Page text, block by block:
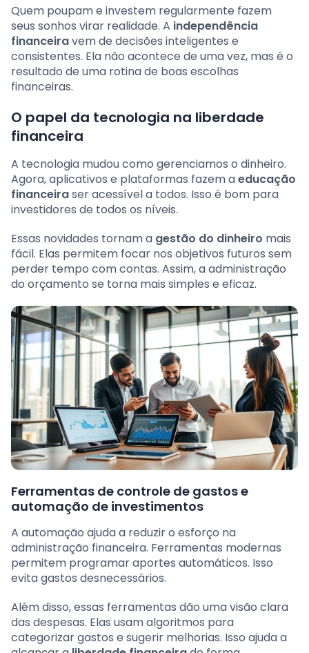
Quem poupam e investem regularmente fazem
seus sonhos virar realidade. A independência
financeiravem de decisões inteligentes e
consistentes. Ela não acontece de uma vez, mas é o
resultado de uma rotina de boas escolhas
financeiras.
O papel da tecnologia na liberdade
financeira
A tecnologia mudou como gerenciamos o dinheiro.
Agora, aplicativos e plataformas fazem aeducação
financeiraser acessível a todos. Isso é bom para
investidores de todos os níveis.
Essas novidades tornam a gestão do dinheiro mais
fácil. Elas permitem focar nos objetivos futuros sem
perder tempo com contas. Assim, a administração
do orçamento se torna mais simples e eficaz.
Ferramentas de controle de gastos e
automação de investimentos
A automação ajuda a reduzir o esforço na
administração financeira. Ferramentas modernas
permitem programar aportes automáticos. Isso
evita gastos desnecessários.
Além disso, essas ferramentas dão uma visão clara
das despesas. Elas usam algoritmos para
categorizar gastos e sugerir melhorias. Isso ajuda a